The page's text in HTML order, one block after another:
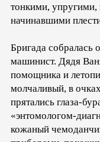
тонкими,
начинавшими
Бригада собралась
машинист. Дядя
помощника и
молчаливый, в
прятались глаза-
«энтомологом-
кожаный